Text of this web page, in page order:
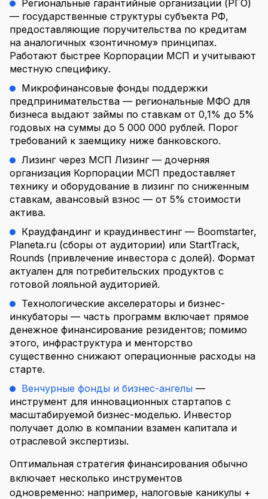
Региональные гарантийные организации (РГО)
— государственные структуры субъекта РФ,
предоставляющие поручительства по кредитам
на аналогичных «зонтичному» принципах.
Работают быстрее Корпорации МСП и учитывают
местную специфику.
Микрофинансовые фонды поддержки
предпринимательства — региональные МФО для
бизнеса выдают займы по ставкам от 0,1% до 5%
годовых на суммы до 5 000 000 рублей. Порог
требований к заемщику ниже банковского.
Лизинг через МСП Лизинг — дочерняя
организация Корпорации МСП предоставляет
технику и оборудование в лизинг по сниженным
ставкам, авансовый взнос — от 5% стоимости
актива.
Краудфандинг и краудинвестинг — Boomstarter,
Planeta.ru (сборы от аудитории) или StartTrack,
Rounds (привлечение инвестора с долей). Формат
актуален для потребительских продуктов с
готовой лояльной аудиторией.
Технологические акселераторы и бизнес-
инкубаторы — часть программ включает прямое
денежное финансирование резидентов; помимо
этого, инфраструктура и менторство
существенно снижают операционные расходы на
старте.
Венчурные фонды и бизнес-ангелы —
инструмент для инновационных стартапов с
масштабируемой бизнес-моделью. Инвестор
получает долю в компании взамен капитала и
отраслевой экспертизы.
Оптимальная стратегия финансирования обычно
включает несколько инструментов
одновременно: например, налоговые каникулы +